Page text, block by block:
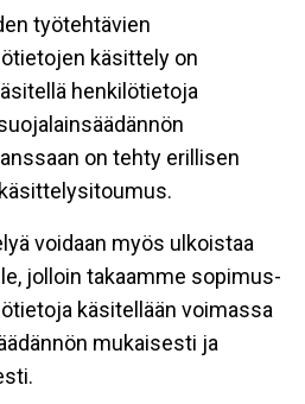
työtehtävien
käsittely on
henkilötietoja
on tehty erillisen
voidaan myös ulkoistaa
jolloin takaamme sopimus-
käsitellään voimassa
mukaisesti ja